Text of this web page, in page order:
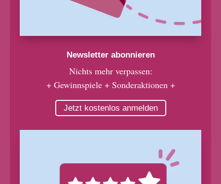
Newsletter abonnieren
Nichts mehr verpassen:
+ Gewinnspiele + Sonderaktionen +
Jetzt kostenlos anmelden